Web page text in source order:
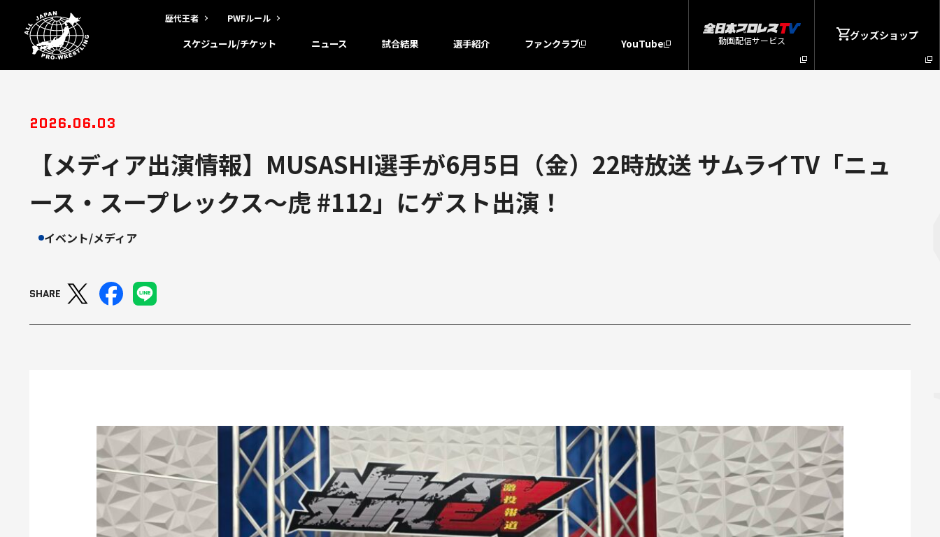
歴代王者 PWFルール
スケジュール/チケット ニュース 試合結果 選手紹介 ファンクラブ YouTube 動画配信サービス グッズショップ
2026.06.03
【メディア出演情報】MUSASHI選手が6月5日（金）22時放送 サムライTV「ニュ
ース・スープレックス～虎 #112」にゲスト出演！
イベント/メディア
SHARE